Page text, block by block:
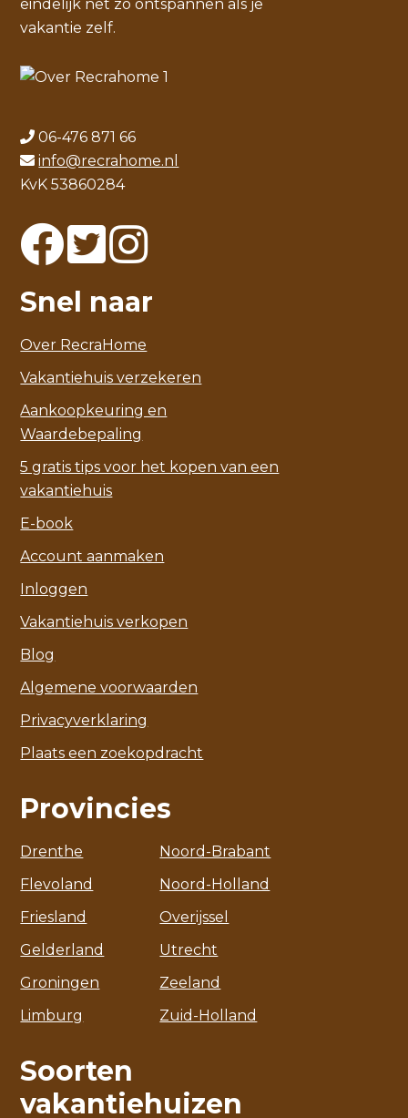
eindelijk net zo ontspannen als je
vakantie zelf.
06-476 871 66
info@recrahome.nl
KvK 53860284
Snel naar
Over RecraHome
Vakantiehuis verzekeren
Aankoopkeuring en
Waardebepaling
5 gratis tips voor het kopen van een
vakantiehuis
E-book
Account aanmaken
Inloggen
Vakantiehuis verkopen
Blog
Algemene voorwaarden
Privacyverklaring
Plaats een zoekopdracht
Provincies
Drenthe
Flevoland
Friesland
Gelderland
Groningen
Limburg
Noord-Brabant
Noord-Holland
Overijssel
Utrecht
Zeeland
Zuid-Holland
Soorten
vakantiehuizen